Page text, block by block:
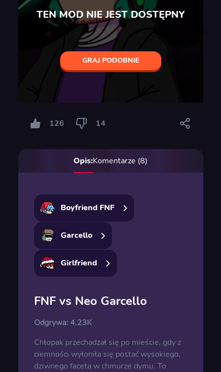
TEN MOD NIE JEST DOSTĘPNY
GRAJ PODOBNIE
126 14
Opis:Komentarze (8)
Boyfriend FNF
Garcello
Girlfriend
FNF vs Neo Garcello
Odgrywa: 4.23K
Chłopak przechadzał się po mieście, gdy z
ciemności wyłoniła się postać wysokiego,
dziwnego faceta w chmurze dymu. To